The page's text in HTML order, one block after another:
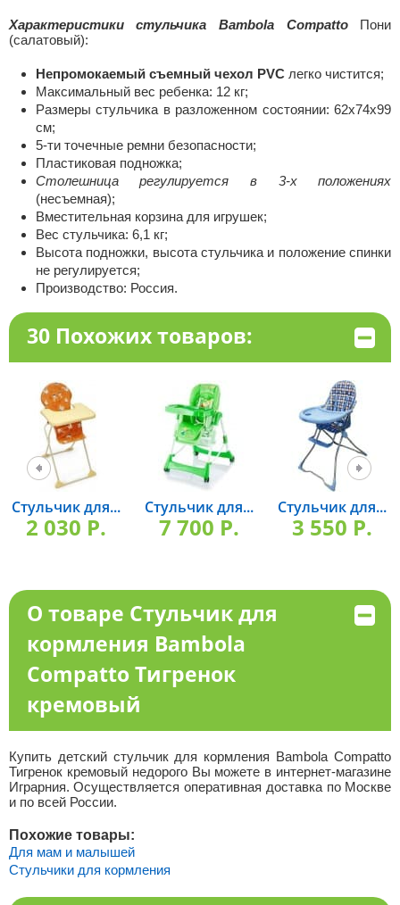
Характеристики стульчика Bambola CompattoПони
(салатовый):
Непромокаемый съемный чехол PVCлегко чистится;
Максимальный вес ребенка: 12 кг;
Размеры стульчика в разложенном состоянии: 62х74х99
см;
5-ти точечные ремни безопасности;
Пластиковая подножка;
Столешница регулируется в 3-х положениях
(несъемная);
Вместительная корзина для игрушек;
Вес стульчика: 6,1 кг;
Высота подножки, высота стульчика и положение спинки
не регулируется;
Производство: Россия.
30 Похожих товаров:
Стульчик для...
2 030 P.
Стульчик для...
7 700 P.
Стульчик для...
3 550 P.
О товаре Стульчик для
кормления Bambola
Compatto Тигренок
кремовый
Купить детский стульчик для кормления Bambola Compatto
Тигренок кремовый недорого Вы можете в интернет-магазине
Играрния. Осуществляется оперативная доставка по Москве
и по всей России.
Похожие товары:
Для мам и малышей
Стульчики для кормления